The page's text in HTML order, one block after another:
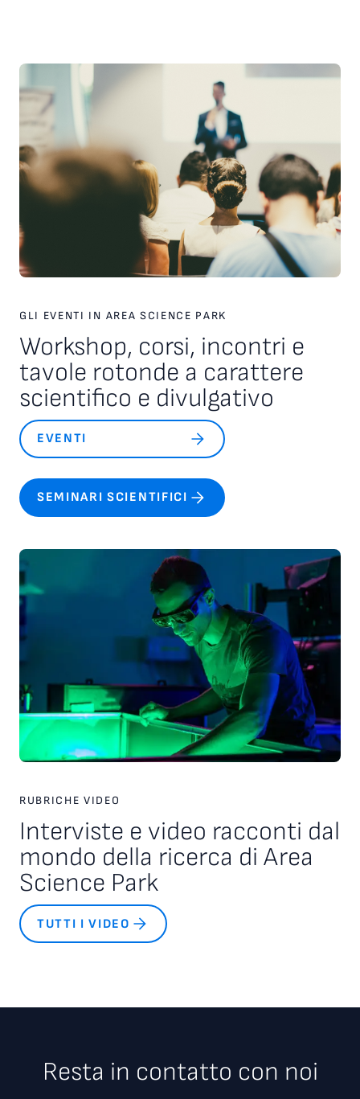
attraverso una piattaforma europea dedicata. Ampio spazio
anche al racconto di esperienze imprenditoriali concrete. In
particolare, è stata condivisa la testimonianza di Paolo Ganis,
CEO di Vitesy, realtà nata a Pordenone che in otto anni ha
costruito un percorso di crescita internazionale fondato su
innovazione, capacità di esecuzione e visione
imprenditoriale. Vitesy rappresenta un esempio concreto di
come una startup deep tech possa crescere, scalare e
competere sui mercati globali, partendo da un territorio e
valorizzando competenze, tecnologie e opportunità offerte
dagli ecosistemi dell’innovazione. Creare le condizioni perché
altre imprese possano intraprendere percorsi di crescita
simili è una delle sfide che Area Science Park intende
contribuire a raccogliere, rafforzando il proprio ruolo a
GLI EVENTI IN AREA SCIENCE PARK
Workshop, corsi, incontri e
tavole rotonde a carattere
scientifico e divulgativo
EVENTI
SEMINARI SCIENTIFICI
RUBRICHE VIDEO
Interviste e video racconti dal
mondo della ricerca di Area
Science Park
TUTTI I VIDEO
Resta in contatto con noi